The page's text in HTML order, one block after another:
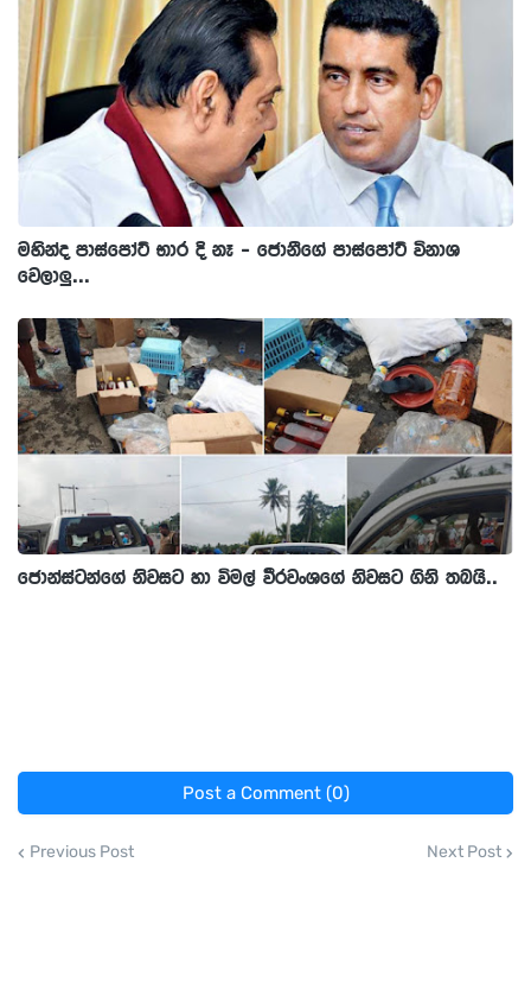
මහින්ද පාස්පෝට් භාර දි නෑ - ජොනීගේ පාස්පෝට් විනාශ
වෙලාලු...
ජොන්ස්ටන්ගේ නිවසට හා විමල් වීරවංශගේ නිවසට ගිනි තබයි..
Post a Comment (0)
Previous Post Next Post